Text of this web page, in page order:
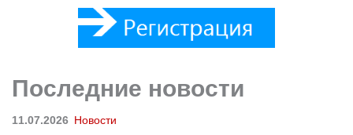
Последние новости
11.07.2026 Новости